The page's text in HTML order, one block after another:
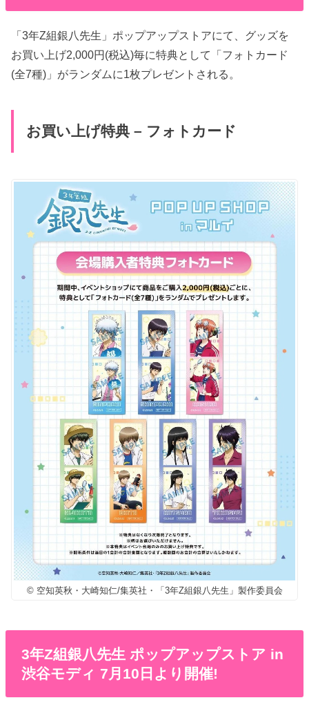
「3年Z組銀八先生」ポップアップストアにて、グッズを
お買い上げ2,000円(税込)毎に特典として「フォトカード
(全7種)」がランダムに1枚プレゼントされる。
お買い上げ特典 – フォトカード
© 空知英秋・大崎知仁/集英社・「3年Z組銀八先生」製作委員会
3年Z組銀八先生 ポップアップストア in
渋谷モディ 7月10日より開催!